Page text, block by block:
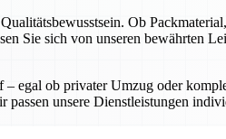
Ob
Sie sich von unseren bewährten
egal ob privater Umzug oder
unsere Dienstleistungen